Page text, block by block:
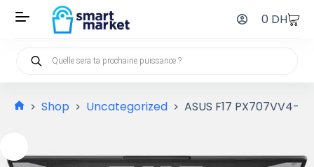
0 DH
Shop Uncategorized ASUS F17 PX707VV4-